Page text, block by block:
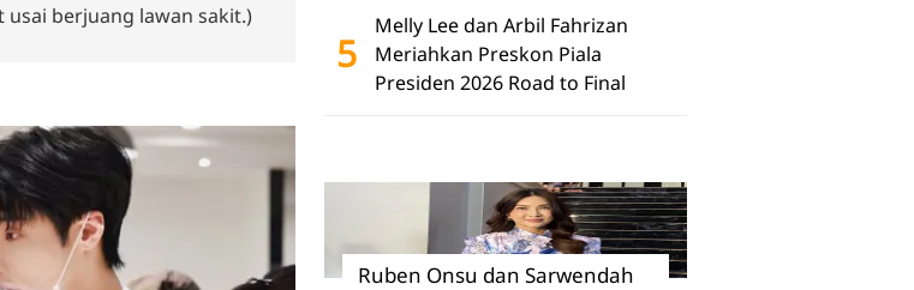
usai berjuang lawan sakit.)
5
Melly Lee dan Arbil Fahrizan
Meriahkan Preskon Piala
Presiden 2026 Road to Final
Ruben Onsu dan Sarwendah